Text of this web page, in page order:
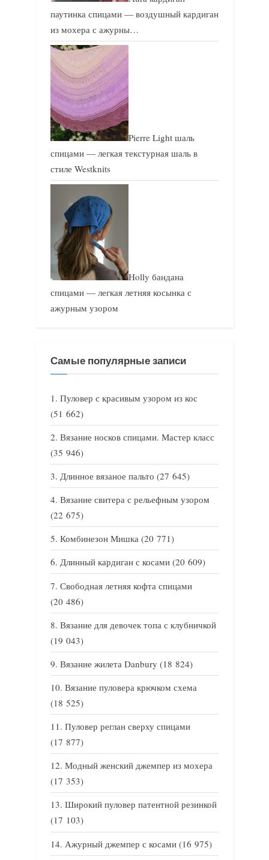
паутинка спицами — воздушный кардиган
из мохера с ажурны…
Pierre Light шаль
спицами — легкая текстурная шаль в
стиле Westknits
Holly бандана
спицами — легкая летняя косынка с
ажурным узором
Самые популярные записи
Пуловер с красивым узором из кос
(51 662)
Вязание носков спицами. Мастер класс
(35 946)
Длинное вязаное пальто (27 645)
Вязание свитера с рельефным узором
(22 675)
Комбинезон Мишка (20 771)
Длинный кардиган с косами (20 609)
Свободная летняя кофта спицами
(20 486)
Вязание для девочек топа с клубничкой
(19 043)
Вязание жилета Danbury (18 824)
Вязание пуловера крючком схема
(18 525)
Пуловер реглан сверху спицами
(17 877)
Модный женский джемпер из мохера
(17 353)
Широкий пуловер патентной резинкой
(17 103)
Ажурный джемпер с косами (16 975)